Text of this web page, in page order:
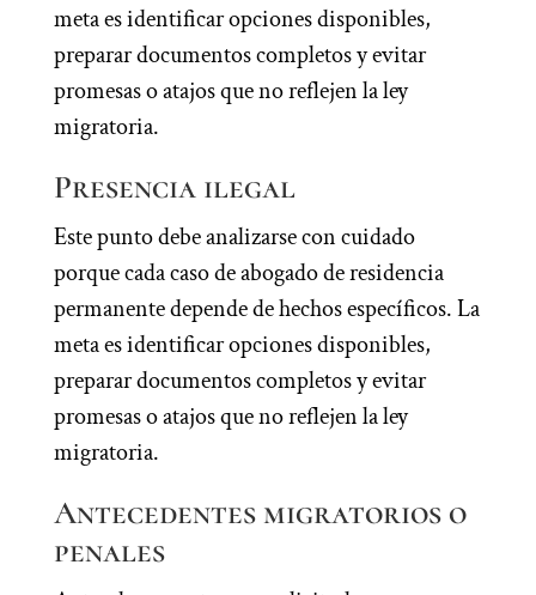
meta es identificar opciones disponibles,
preparar documentos completos y evitar
promesas o atajos que no reflejen la ley
migratoria.
Presencia ilegal
Este punto debe analizarse con cuidado
porque cada caso de abogado de residencia
permanente depende de hechos específicos. La
meta es identificar opciones disponibles,
preparar documentos completos y evitar
promesas o atajos que no reflejen la ley
migratoria.
Antecedentes migratorios o
penales